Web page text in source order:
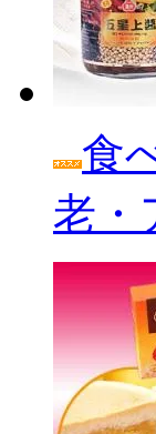
食
老